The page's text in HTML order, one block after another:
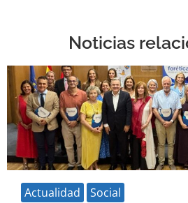
Noticias
Actualidad Social